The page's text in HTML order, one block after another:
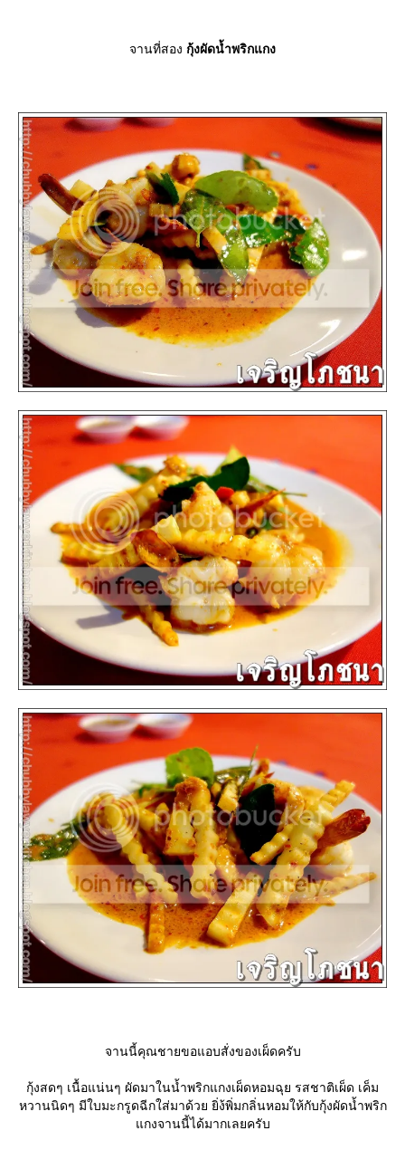
จานที่สอง กุ้งผัดน้ำพริกแกง
จานนี้คุณชายขอแอบสั่งของเผ็ดครับ
กุ้งสดๆ เนื้อแน่นๆ ผัดมาในน้ำพริกแกงเผ็ดหอมฉุย รสชาติเผ็ด เค็ม
หวานนิดๆ มีใบมะกรูดฉีกใส่มาด้วย ยิ่ง้พิ่มกลิ่นหอมให้กับกุ้งผัดน้ำพริก
กงจานนี้ได้มากเลยครับ